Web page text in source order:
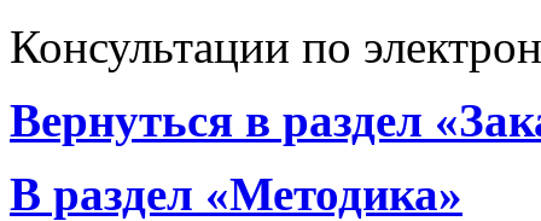
Консультации по
Вернуться в раздел
В раздел «Методика»